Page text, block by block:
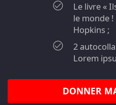
Le livre «
le monde !
Hopkins ;
2
Lorem
DONNER